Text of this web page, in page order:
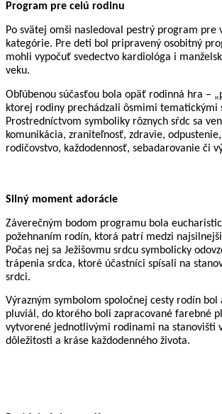
Program pre celú rodinu
Po svätej omši nasledoval pestrý program pre
kategórie. Pre deti bol pripravený osobitný
mohli vypočuť svedectvo kardiológa i
veku.
Obľúbenou súčasťou bola opäť rodinná hra –
ktorej rodiny prechádzali ôsmimi tematickými
Prostredníctvom symboliky rôznych sŕdc sa
komunikácia, zraniteľnosť, zdravie,
rodičovstvo, každodennosť, sebadarovanie či
Silný moment adorácie
Záverečným bodom programu bola
požehnaním rodín, ktorá patrí medzi
Počas nej sa Ježišovmu srdcu symbolicky
trápenia srdca, ktoré účastníci spísali na
srdci.
Výrazným symbolom spoločnej cesty rodín
pluviál, do ktorého boli zapracované farebné
vytvorené jednotlivými rodinami na stanovišti
dôležitosti a kráse každodenného života.